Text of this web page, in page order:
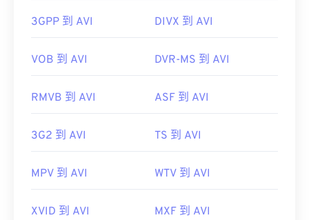
初始版本： 2017
https://www.xiph.org/
實用連結：
https://tools.ietf.org/html/rfc2361
3GPP 到 AVI DIVX 到 AVI
VOB 到 AVI DVR-MS 到 AVI
RMVB 到 AVI ASF 到 AVI
3G2 到 AVI TS 到 AVI
MPV 到 AVI WTV 到 AVI
XVID 到 AVI MXF 到 AVI